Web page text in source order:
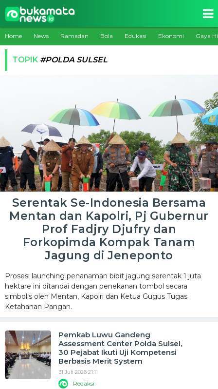
Home News Ramadan Bola Edukasi Ekonomi Gaya
TOPIK #POLDA SULSEL
Serentak Se-Indonesia Bersama
Mentan dan Kapolri, Pj Gubernur
Prof Fadjry Djufry dan
Forkopimda Kompak Tanam
Jagung di Jeneponto
Prosesi launching penanaman bibit jagung serentak 1 juta
hektare ini ditandai dengan penekanan tombol secara
simbolis oleh Mentan, Kapolri dan Ketua Gugus Tugas
Ketahanan Pangan.
Pemkab Luwu Gandeng
Assessment Center Polda Sulsel,
30 Pejabat Ikuti Uji Kompetensi
Berbasis Merit System
31 Juli 2026 21:11
Redaksi